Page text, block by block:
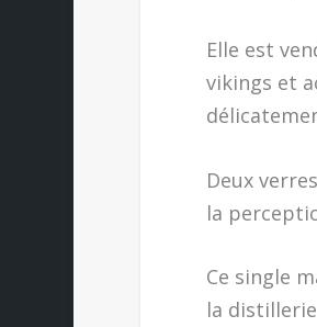
Elle est
vikings et
Deux
la
Ce single
la